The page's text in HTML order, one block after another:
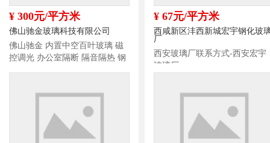
¥ 300元/平方米
佛山驰金玻璃科技有限公司
佛山驰金 内置中空百叶玻璃 磁
控调光 办公室隔断 隔音隔热 钢
¥ 67元/平方米
西咸新区沣西新城宏宇钢化玻
厂
西安玻璃厂联系方式-西安宏宇
玻璃厂